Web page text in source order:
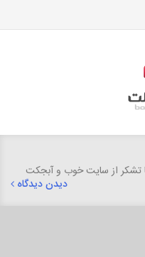
تشکر از سایت خوب و آبجکت
دیدن دیدگاه